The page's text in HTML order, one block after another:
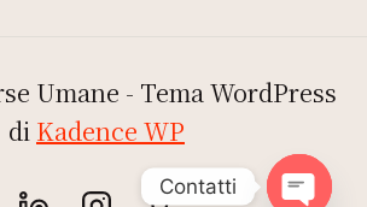
Umane - Tema WordPress
di Kadence WP
Contatti